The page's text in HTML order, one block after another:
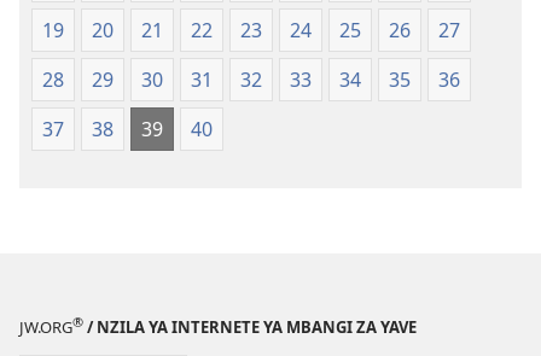
19
20 21 22 23 24 25 26
27
28
29 30 31 32 33 34 35
36
37
38 39 40
JW.ORG® / NZILA YA INTERNETE YA MBANGI ZA YAVE